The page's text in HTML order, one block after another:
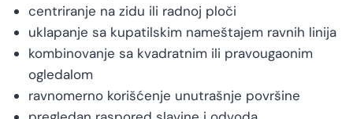
centriranje na zidu ili radnoj ploči
uklapanje sa kupatilskim nameštajem ravnih linija
kombinovanje sa kvadratnim ili pravougaonim
ogledalom
ravnomerno korišćenje unutrašnje površine